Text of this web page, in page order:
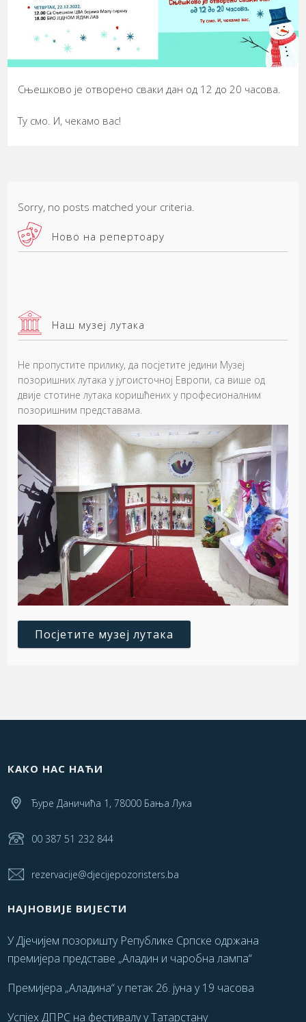
Сњешково је отворено сваки дан од 12 до 20 часова.
Ту смо. И, чекамо вас!
Sorry, no posts matched your criteria.
Ново на репертоару
Наш музеј лутака
Не пропустите прилику, да посјетите једини Музеј
позоришних лутака у југоисточној Европи, са више од
двије стотине лутака коришћених у професионалним
позоришним представама.
Посјетите музеј лутака
КАКО НАС НАЋИ
Ђуре Даничића 1, 78000 Бања Лука
00 387 51 232 844
rezervacije@djecijepozoristers.ba
НАЈНОВИЈЕ ВИЈЕСТИ
У Дјечијем позоришту Републике Српске одржана
премијера представе „Аладин и чаробна лампа“
Премијера „Аладина“ у петак 26. јуна у 19 часова
Успјех ДПРС на фестивалу у Татарстану